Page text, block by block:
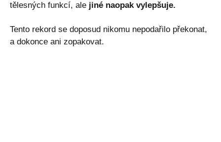
tělesných funkcí, ale jiné naopak vylepšuje.
Tento rekord se doposud nikomu nepodařilo překonat,
a dokonce ani zopakovat.